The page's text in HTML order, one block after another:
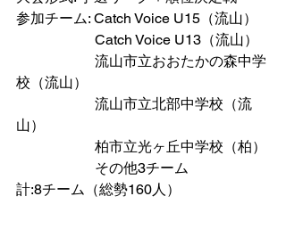
参加チーム: Catch Voice U15（流山）
Catch Voice U13（流山）
流山市立おおたかの森中学
校（流山）
流山市立北部中学校（流
山）
柏市立光ヶ丘中学校（柏）
その他3チーム
計:8チーム（総勢160人）